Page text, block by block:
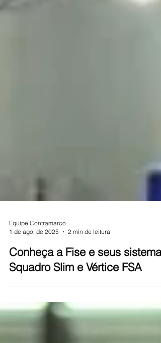
Equipe Contramarco
1 de ago. de 2025
2 min de leitura
Conheça a Fise e seus sistemas
Squadro Slim e Vértice FSA